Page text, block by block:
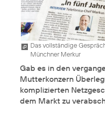
Das vollständige
Münchner Merkur
Gab es in den
Mutterkonzern
komplizierten
dem Markt zu